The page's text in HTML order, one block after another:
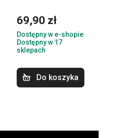
69,90 zł
Dostępny w e-shopie
Dostępny w 17
sklepach
Do koszyka